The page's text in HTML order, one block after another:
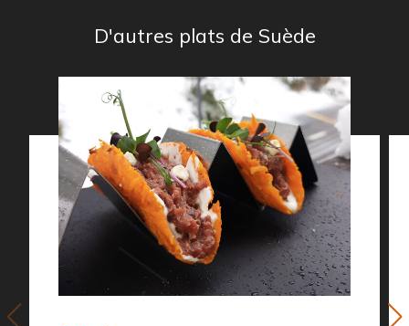
D'autres plats de Suède